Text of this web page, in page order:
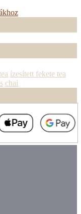
ízesített fekete tea
chai